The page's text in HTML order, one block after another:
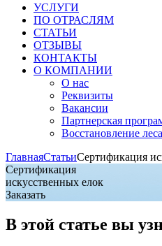
УСЛУГИ
ПО ОТРАСЛЯМ
СТАТЬИ
ОТЗЫВЫ
КОНТАКТЫ
О КОМПАНИИ
О нас
Реквизиты
Вакансии
Партнерская
Восстановление леса
ГлавнаяСтатьиСертификация
Сертификация
искусственных елок
Заказать
В этой статье вы